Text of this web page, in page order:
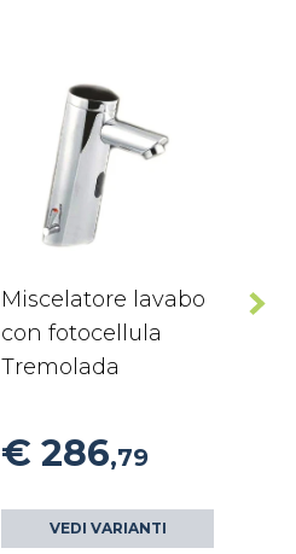
Miscelatore lavabo
con fotocellula
Tremolada
€ 286,79
VEDI VARIANTI